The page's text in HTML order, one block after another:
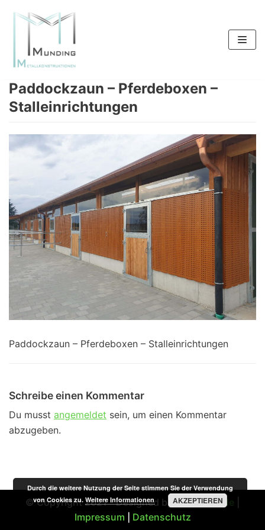
Zum
Inhalt
springen
Paddockzaun – Pferdeboxen –
Stalleinrichtungen
Paddockzaun – Pferdeboxen – Stalleinrichtungen
Schreibe einen Kommentar
Du musst angemeldet sein, um einen Kommentar
abzugeben.
© Copyright 2021 - Designed bySTSMedia.de
Impressum
Datenschutz
Durch die weitere Nutzung der Seite stimmen Sie der Verwendung
von Cookies zu.Weitere Informationen AKZEPTIEREN